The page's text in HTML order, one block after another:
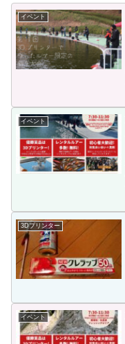
イベント
イベント
3Dプリンター
イベント